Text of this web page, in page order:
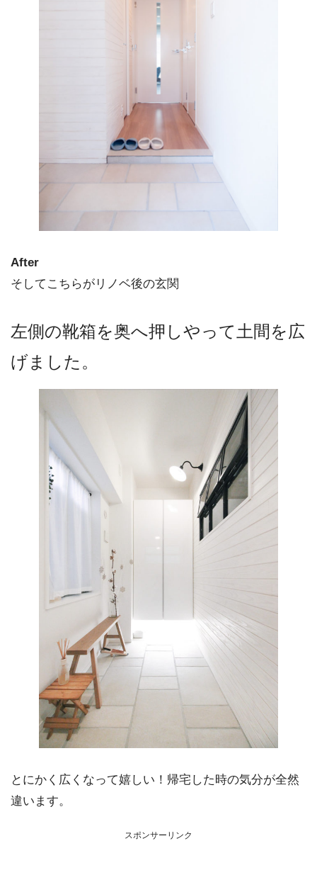
After
そしてこちらがリノベ後の玄関
左側の靴箱を奥へ押しやって土間を広
げました。
とにかく広くなって嬉しい！帰宅した時の気分が全然
違います。
スポンサーリンク